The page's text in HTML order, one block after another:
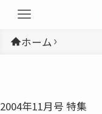
ホーム
2004年11月号 特集